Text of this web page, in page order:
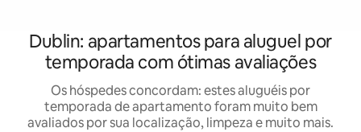
Dublin: apartamentos para aluguel por
temporada com ótimas avaliações
Os hóspedes concordam: estes aluguéis por
temporada de apartamento foram muito bem
avaliados por sua localização, limpeza e muito mais.